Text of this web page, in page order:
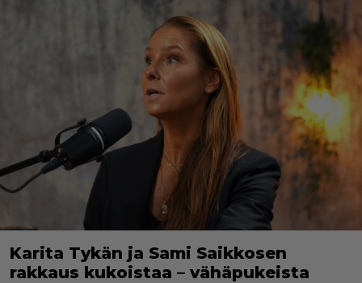
Karita Tykän ja Sami Saikkosen
rakkaus kukoistaa – vähäpukeista